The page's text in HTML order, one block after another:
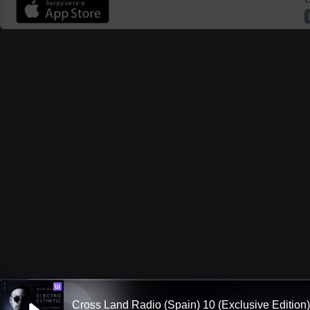
Ш
Cross Land Radio (Spain) 10 (Exclusive Edition)